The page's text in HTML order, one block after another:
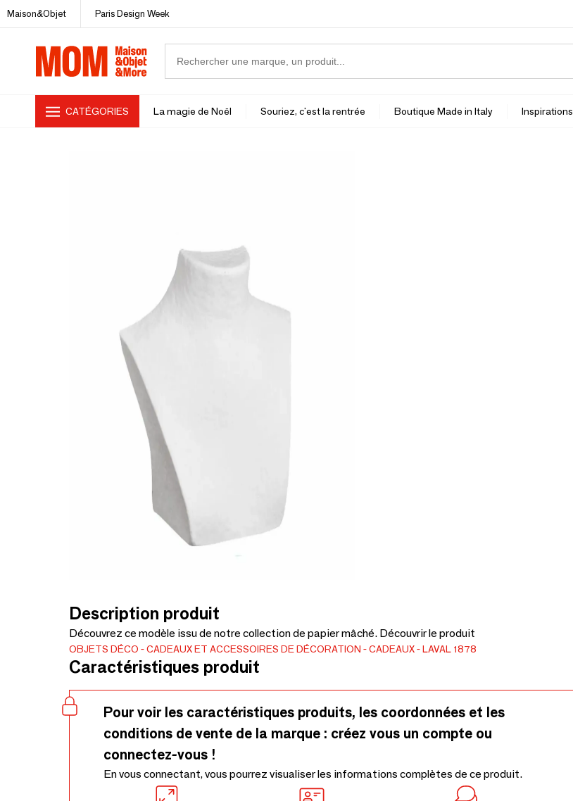
Maison&Objet Paris Design Week
CATÉGORIES La magie de Noël Souriez, c'est la rentrée Boutique Made in Italy Inspirations
Description produit
Découvrez ce modèle issu de notre collection de papier mâché. Découvrir le produit
OBJETS DÉCO CADEAUX ET ACCESSOIRES DE DÉCORATION CADEAUX LAVAL 1878
Caractéristiques produit
Pour voir les caractéristiques produits, les coordonnées et les
conditions de vente de la marque : créez vous un compte ou
connectez-vous !
En vous connectant, vous pourrez visualiser les informations complètes de ce produit.